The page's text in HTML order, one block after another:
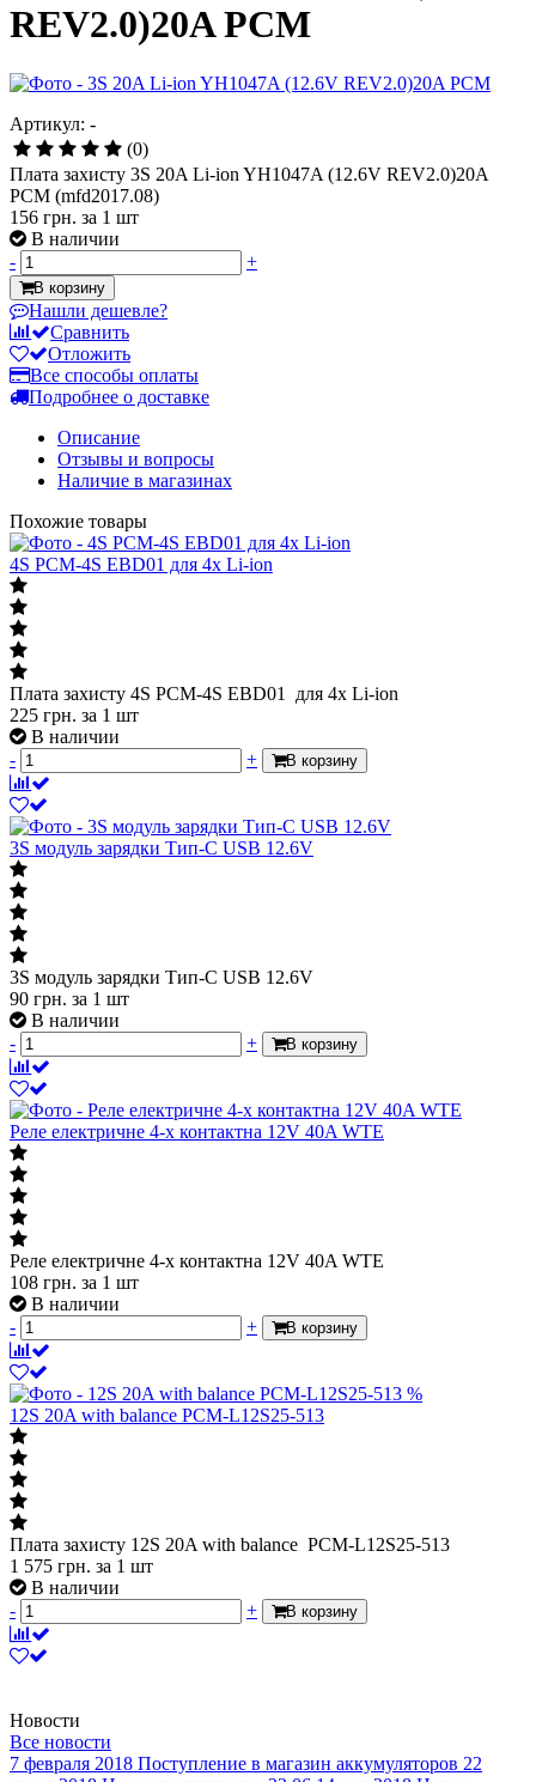
REV2.0)20A PCM
Артикул: -
(0)
Плата захисту 3S 20A Li-ion YH1047A (12.6V REV2.0)20A
PCM (mfd2017.08)
156 грн. за 1 шт
В наличии
-
+
В корзину
Нашли дешевле?
Сравнить
Отложить
Все способы оплаты
Подробнее о доставке
Описание
Отзывы и вопросы
Наличие в магазинах
Похожие товары
4S PCM-4S EBD01 для 4х Li-ion
Плата захисту 4S PCM-4S EBD01 для 4х Li-ion
225 грн. за 1 шт
В наличии
-
+ В корзину
3S модуль зарядки Тип-С USB 12.6V
3S модуль зарядки Тип-С USB 12.6V
90 грн. за 1 шт
В наличии
-
+ В корзину
Реле електричне 4-х контактна 12V 40A WTE
Реле електричне 4-х контактна 12V 40A WTE
108 грн. за 1 шт
В наличии
-
+ В корзину
%
12S 20A with balance PCM-L12S25-513
Плата захисту 12S 20A with balance PCM-L12S25-513
1 575 грн. за 1 шт
В наличии
-
+ В корзину
Новости
Все новости
7 февраля 2018 Поступление в магазин аккумуляторов 22